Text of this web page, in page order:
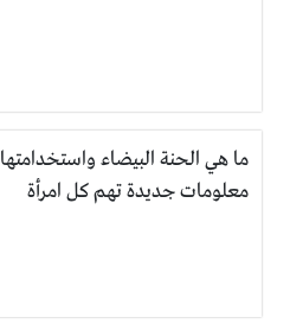
ما هي الحنة البيضاء واستخدامتها
معلومات جديدة تهم كل امرأة